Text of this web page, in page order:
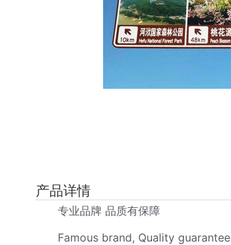
产品详情
专业品牌 品质有保障
Famous brand, Quality guarantee